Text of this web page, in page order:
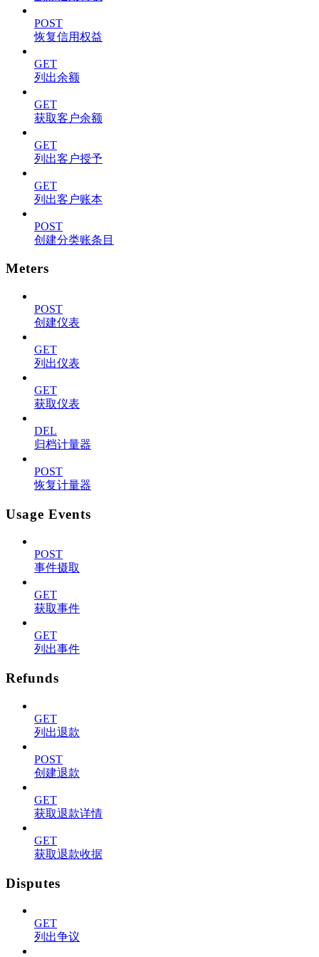
POST
恢复信用权益
GET
列出余额
GET
获取客户余额
GET
列出客户授予
GET
列出客户账本
POST
创建分类账条目
Meters
POST
创建仪表
GET
列出仪表
GET
获取仪表
DEL
归档计量器
POST
恢复计量器
Usage Events
POST
事件摄取
GET
获取事件
GET
列出事件
Refunds
GET
列出退款
POST
创建退款
GET
获取退款详情
GET
获取退款收据
Disputes
GET
列出争议